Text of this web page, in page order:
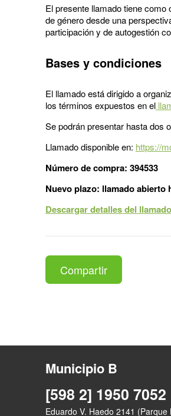
El presente llamado tiene
de género desde una
participación y de autogestión
Bases y condiciones
El llamado está dirigido a
los términos expuestos en el
Se podrán presentar hasta dos
Llamado disponible en: https://
Número de compra: 394533
Nuevo plazo: llamado abierto
Descargar detalles del llamado
Compartir
Municipio B
[598 2] 1950 7052
Eduardo V. Haedo 2141 (Parque